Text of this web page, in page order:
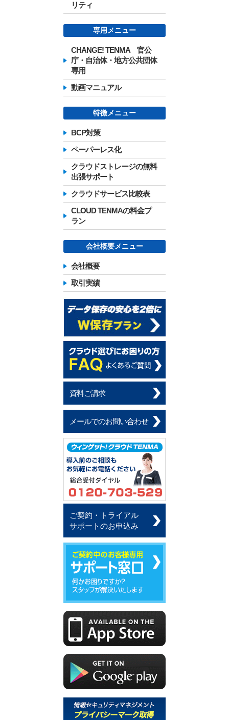
リティ
専用メニュー
CHANGE! TENMA 官公
庁・自治体・地方公共団体
専用
動画マニュアル
特徴メニュー
BCP対策
ペーパーレス化
クラウドストレージの無料
出張サポート
クラウドサービス比較表
CLOUD TENMAの料金プ
ラン
会社概要メニュー
会社概要
取引実績
資料ご請求
メールでのお問い合わせ
ご契約・トライアル
サポートのお申込み